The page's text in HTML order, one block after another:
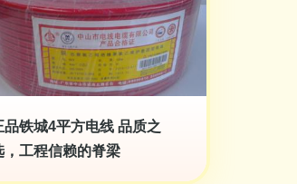
品铁城4平方电线 品质之
，工程信赖的脊梁